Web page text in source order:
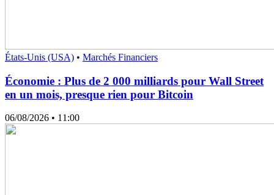
États-Unis (USA) • Marchés Financiers
Économie : Plus de 2 000 milliards pour Wall Street
en un mois, presque rien pour Bitcoin
06/08/2026 • 11:00